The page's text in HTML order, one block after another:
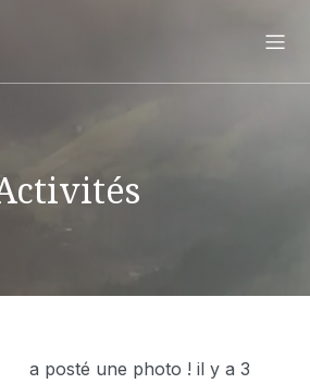
a posté une photo ! il y a 3